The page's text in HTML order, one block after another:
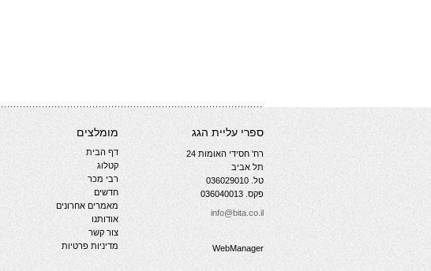
ספרי עליית הגג
רח' חסידי האומות 24
תל אביב
טל. 036029010
פקס. 036040013
info@bita.co.il
WebManager
מומלצים
דף הבית
קטלוג
רבי מכר
חדשים
מאמרים אחרונים
אודותנו
צור קשר
מדיניות פרטיות